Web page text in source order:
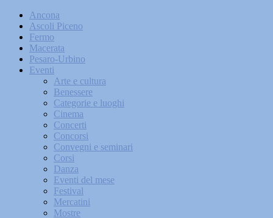
Ancona
Ascoli Piceno
Fermo
Macerata
Pesaro-Urbino
Eventi
Arte e cultura
Benessere
Categorie e luoghi
Cinema
Concerti
Concorsi
Convegni e seminari
Corsi
Danza
Eventi del mese
Festival
Mercatini
Mostre